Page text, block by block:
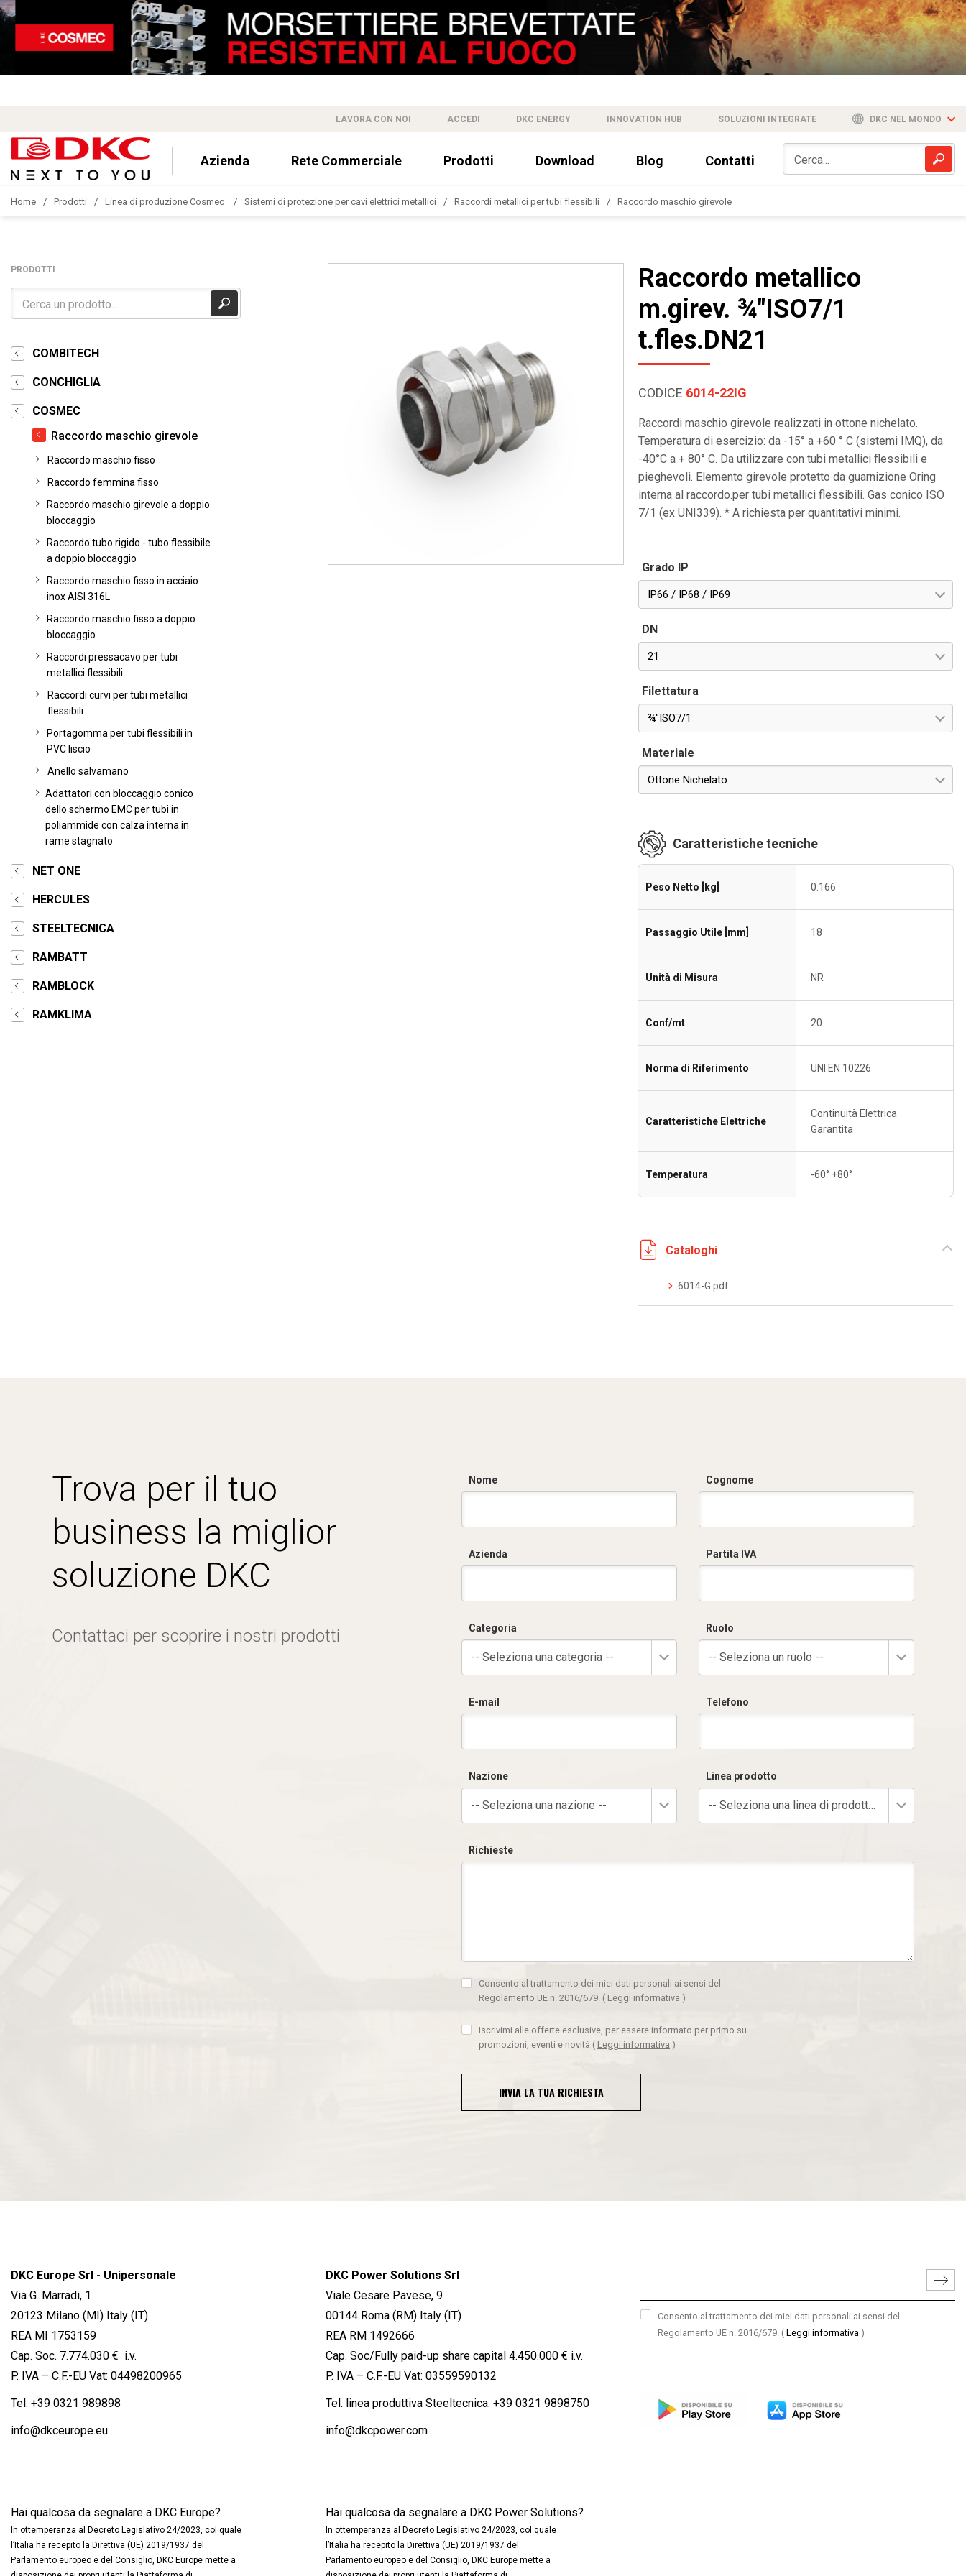
LAVORA CON NOI ACCEDI DKC ENERGY INNOVATION HUB SOLUZIONI INTEGRATE DKC NEL MONDO
Azienda Rete Commerciale Prodotti Download Blog Contatti
Home Prodotti Linea di produzione Cosmec Sistemi di protezione per cavi elettrici metallici Raccordi metallici per tubi flessibili Raccordo maschio girevole
PRODOTTI
COMBITECH
CONCHIGLIA
COSMEC
Raccordo maschio girevole
Raccordo maschio fisso
Raccordo femmina fisso
Raccordo maschio girevole a doppio
bloccaggio
Raccordo tubo rigido - tubo flessibile
a doppio bloccaggio
Raccordo maschio fisso in acciaio
inox AISI 316L
Raccordo maschio fisso a doppio
bloccaggio
Raccordi pressacavo per tubi
metallici flessibili
Raccordi curvi per tubi metallici
flessibili
Portagomma per tubi flessibili in
PVC liscio
Anello salvamano
Adattatori con bloccaggio conico
dello schermo EMC per tubi in
poliammide con calza interna in
rame stagnato
NET ONE
HERCULES
STEELTECNICA
RAMBATT
RAMBLOCK
RAMKLIMA
Raccordo metallico
m.girev. ¾"ISO7/1
t.fles.DN21
CODICE 6014-22IG
Raccordi maschio girevole realizzati in ottone nichelato.
Temperatura di esercizio: da -15° a +60 ° C (sistemi IMQ), da
-40°C a + 80° C. Da utilizzare con tubi metallici flessibili e
pieghevoli. Elemento girevole protetto da guarnizione Oring
interna al raccordo.per tubi metallici flessibili. Gas conico ISO
7/1 (ex UNI339). * A richiesta per quantitativi minimi.
Grado IP
IP66 / IP68 / IP69
DN
21
Filettatura
¾"ISO7/1
Materiale
Ottone Nichelato
Caratteristiche tecniche
Peso Netto [kg] 0.166
Passaggio Utile [mm] 18
Unità di Misura NR
Conf/mt 20
Norma di Riferimento UNI EN 10226
Caratteristiche Elettriche
Continuità Elettrica
Garantita
Temperatura -60° +80°
Cataloghi
6014-G.pdf
Trova per il tuo
business la miglior
soluzione DKC
Contattaci per scoprire i nostri prodotti
Nome Cognome
Azienda Partita IVA
Categoria
-- Seleziona una categoria --
Ruolo
-- Seleziona un ruolo --
E-mail Telefono
Nazione
-- Seleziona una nazione --
Linea prodotto
-- Seleziona una linea di prodotto --
Richieste
Consento al trattamento dei miei dati personali ai sensi del
Regolamento UE n. 2016/679. ( Leggi informativa )
Iscrivimi alle offerte esclusive, per essere informato per primo su
promozioni, eventi e novità ( Leggi informativa )
INVIA LA TUA RICHIESTA
DKC Europe Srl - Unipersonale
Via G. Marradi, 1
20123 Milano (MI) Italy (IT)
REA MI 1753159
Cap. Soc. 7.774.030 € i.v.
P. IVA – C.F.-EU Vat: 04498200965
Tel. +39 0321 989898
info@dkceurope.eu
Hai qualcosa da segnalare a DKC Europe?
In ottemperanza al Decreto Legislativo 24/2023, col quale
l’Italia ha recepito la Direttiva (UE) 2019/1937 del
Parlamento europeo e del Consiglio, DKC Europe mette a
DKC Power Solutions Srl
Viale Cesare Pavese, 9
00144 Roma (RM) Italy (IT)
REA RM 1492666
Cap. Soc/Fully paid-up share capital 4.450.000 € i.v.
P. IVA – C.F.-EU Vat: 03559590132
Tel. linea produttiva Steeltecnica: +39 0321 9898750
info@dkcpower.com
Hai qualcosa da segnalare a DKC Power Solutions?
In ottemperanza al Decreto Legislativo 24/2023, col quale
l’Italia ha recepito la Direttiva (UE) 2019/1937 del
Parlamento europeo e del Consiglio, DKC Europe mette a
Consento al trattamento dei miei dati personali ai sensi del
Regolamento UE n. 2016/679. ( Leggi informativa )